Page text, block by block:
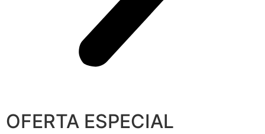
OFERTA ESPECIAL